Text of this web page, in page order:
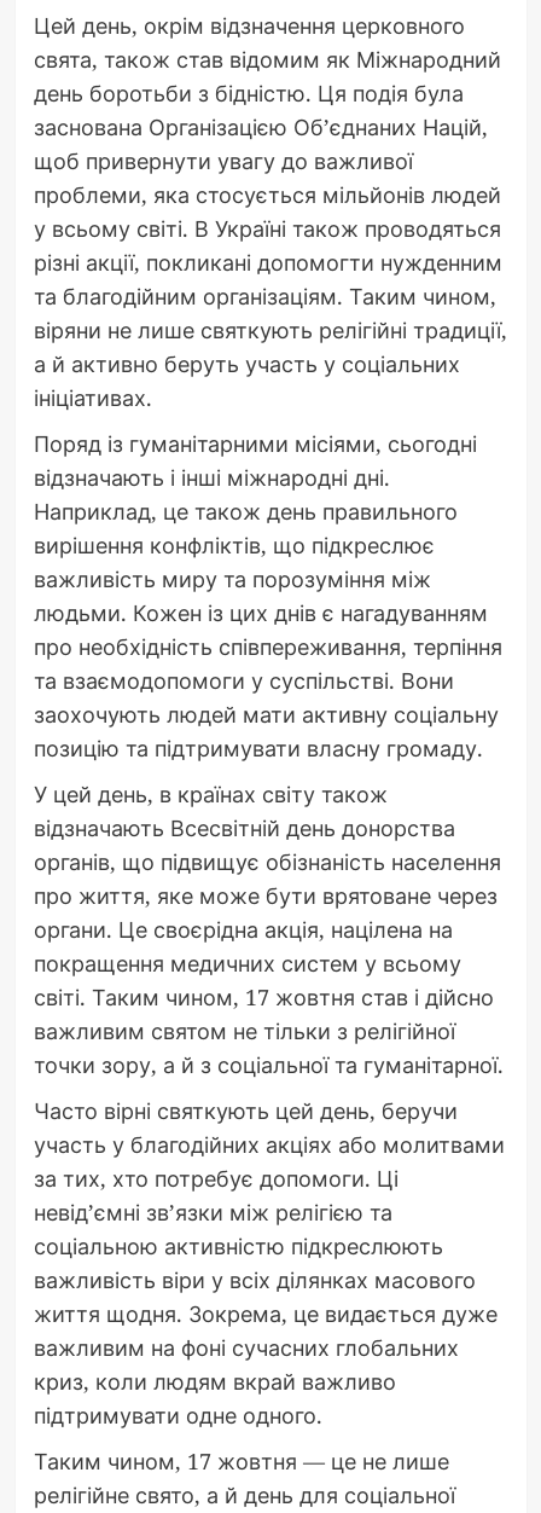
Цей день, окрім відзначення церковного
свята, також став відомим як Міжнародний
день боротьби з бідністю. Ця подія була
заснована Організацією Об’єднаних Націй,
щоб привернути увагу до важливої
проблеми, яка стосується мільйонів людей
у всьому світі. В Україні також проводяться
різні акції, покликані допомогти нужденним
та благодійним організаціям. Таким чином,
віряни не лише святкують релігійні традиції,
а й активно беруть участь у соціальних
ініціативах.
Поряд із гуманітарними місіями, сьогодні
відзначають і інші міжнародні дні.
Наприклад, це також день правильного
вирішення конфліктів, що підкреслює
важливість миру та порозуміння між
людьми. Кожен із цих днів є нагадуванням
про необхідність співпереживання, терпіння
та взаємодопомоги у суспільстві. Вони
заохочують людей мати активну соціальну
позицію та підтримувати власну громаду.
У цей день, в країнах світу також
відзначають Всесвітній день донорства
органів, що підвищує обізнаність населення
про життя, яке може бути врятоване через
органи. Це своєрідна акція, націлена на
покращення медичних систем у всьому
світі. Таким чином, 17 жовтня став і дійсно
важливим святом не тільки з релігійної
точки зору, а й з соціальної та гуманітарної.
Часто вірні святкують цей день, беручи
участь у благодійних акціях або молитвами
за тих, хто потребує допомоги. Ці
невід’ємні зв’язки між релігією та
соціальною активністю підкреслюють
важливість віри у всіх ділянках масового
життя щодня. Зокрема, це видається дуже
важливим на фоні сучасних глобальних
криз, коли людям вкрай важливо
підтримувати одне одного.
Таким чином, 17 жовтня — це не лише
релігійне свято, а й день для соціальної